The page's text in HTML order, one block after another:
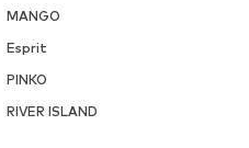
MANGO
Esprit
PINKO
RIVER ISLAND